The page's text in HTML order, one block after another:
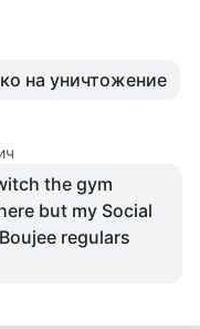
на уничтожение
the gym
but my Social
regulars